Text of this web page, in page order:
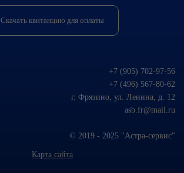
Скачать квитанцию для оплаты
+7 (905) 702-97-56
+7 (496) 567-80-62
г. Фрязино, ул. Ленина, д. 12
asb.fr@mail.ru
© 2019 - 2025 "Астра-сервис"
Карта сайта